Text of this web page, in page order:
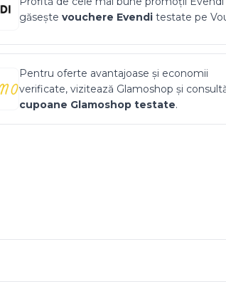
găsește vouchere Evendi testate pe
Pentru oferte avantajoase și economii
verificate, vizitează Glamoshop și
cupoane Glamoshop testate.